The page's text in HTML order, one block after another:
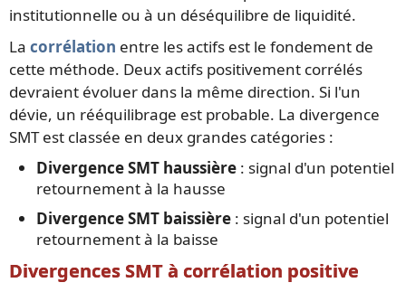
institutionnelle ou à un déséquilibre de liquidité.
La corrélation entre les actifs est le fondement de
cette méthode. Deux actifs positivement corrélés
devraient évoluer dans la même direction. Si l'un
dévie, un rééquilibrage est probable. La divergence
SMT est classée en deux grandes catégories :
Divergence SMT haussière : signal d'un potentiel
retournement à la hausse
Divergence SMT baissière : signal d'un potentiel
retournement à la baisse
Divergences SMT à corrélation positive